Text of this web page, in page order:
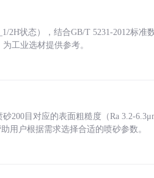
2H状态），结合GB/T 5231-2012标准
工业选材提供参考。
200目对应的表面粗糙度（Ra 3.2-
用户根据需求选择合适的喷砂参数。